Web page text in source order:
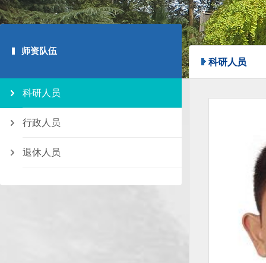
师资队伍
科研人员
行政人员
退休人员
科研人员